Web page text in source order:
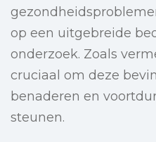
op een uitgebreide
onderzoek. Zoals
cruciaal om deze
benaderen en
steunen.